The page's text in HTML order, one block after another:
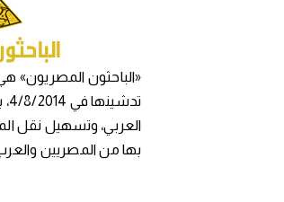
«الباحثون المصريون»
العربي، وتسهيل نقل
بها من المصريين